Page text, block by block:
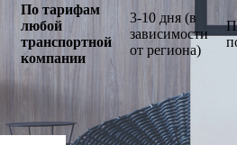
По тарифам
любой
транспортной
компании
3-10 дня (в
зависимости
от региона)